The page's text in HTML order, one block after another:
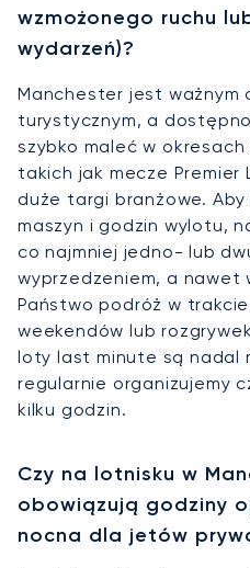
wzmożonego ruchu
wydarzeń)?
Manchester jest ważnym
turystycznym, a
szybko maleć w
takich jak mecze Premier
duże targi branżowe.
maszyn i godzin wylotu,
co najmniej jedno- lub
wyprzedzeniem, a nawet
Państwo podróż w
weekendów lub
loty last minute są nadal
regularnie organizujemy
kilku godzin.
Czy na lotnisku w
obowiązują godziny
nocna dla jetów